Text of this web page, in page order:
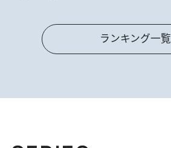
ランキング一覧